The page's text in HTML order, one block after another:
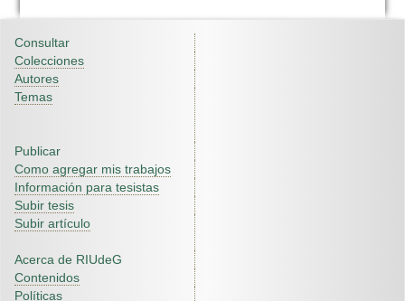
Consultar
Colecciones
Autores
Temas
Publicar
Como agregar mis trabajos
Información para tesistas
Subir tesis
Subir artículo
Acerca de RIUdeG
Contenidos
Políticas